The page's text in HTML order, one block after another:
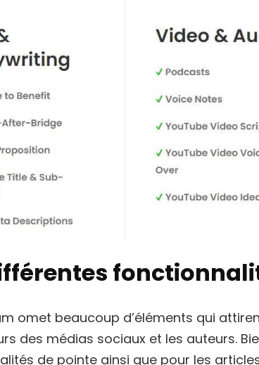
omet beaucoup d’éléments qui
des médias sociaux et les auteurs.
de pointe ainsi que pour les